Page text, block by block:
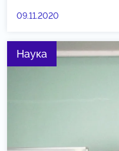
09.11.2020
Наука